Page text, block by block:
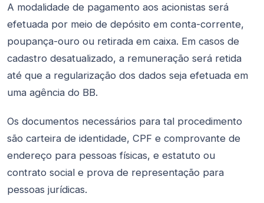
A modalidade de pagamento aos acionistas será
efetuada por meio de depósito em conta-corrente,
poupança-ouro ou retirada em caixa. Em casos de
cadastro desatualizado, a remuneração será retida
até que a regularização dos dados seja efetuada em
uma agência do BB.
Os documentos necessários para tal procedimento
são carteira de identidade, CPF e comprovante de
endereço para pessoas físicas, e estatuto ou
contrato social e prova de representação para
pessoas jurídicas.